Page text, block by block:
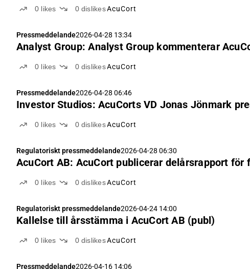
0 likes 0 dislikesAcuCort
Pressmeddelande2026-04-28 13:34
Analyst Group: Analyst Group kommenterar
0 likes 0 dislikesAcuCort
Pressmeddelande2026-04-28 06:46
Investor Studios: AcuCorts VD Jonas Jönmark
0 likes 0 dislikesAcuCort
Regulatoriskt pressmeddelande2026-04-28 06:30
AcuCort AB: AcuCort publicerar delårsrapport
0 likes 0 dislikesAcuCort
Regulatoriskt pressmeddelande2026-04-24 14:00
Kallelse till årsstämma i AcuCort AB (publ)
0 likes 0 dislikesAcuCort
Pressmeddelande2026-04-16 14:06